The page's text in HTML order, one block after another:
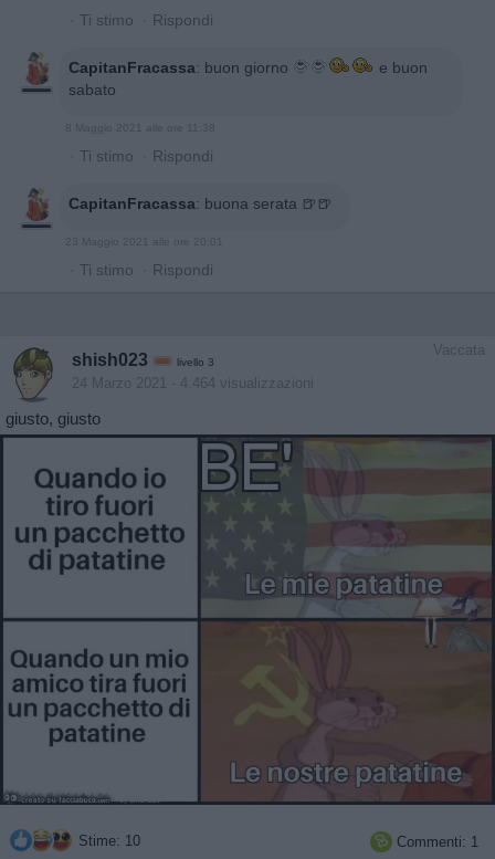
· Ti stimo · Rispondi
CapitanFracassa: buon giorno
e buon
sabato
8 Maggio 2021 alle ore 11:38
· Ti stimo · Rispondi
CapitanFracassa: buona serata 🍺🍺
23 Maggio 2021 alle ore 20:01
· Ti stimo · Rispondi
Vaccata
shish023 livello 3
24 Marzo 2021 - 4.464 visualizzazioni
giusto, giusto
Stime: 10  Commenti: 1